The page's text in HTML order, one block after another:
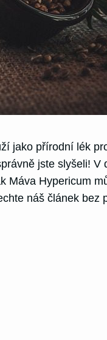
jako přírodní lék
jste slyšeli!
Máva Hypericum
náš článek bez